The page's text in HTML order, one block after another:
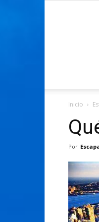
Inicio
Por